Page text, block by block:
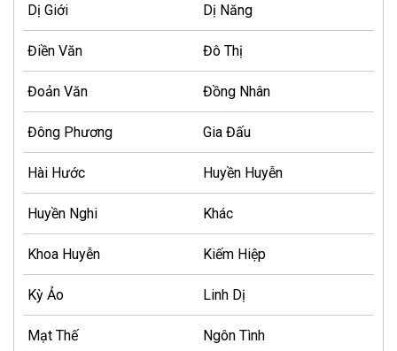
Dị Giới Dị Năng
Điền Văn Đô Thị
Đoản Văn Đồng Nhân
Đông Phương Gia Đấu
Hài Hước Huyền Huyễn
Huyền Nghi Khác
Khoa Huyễn Kiếm Hiệp
Kỳ Ảo Linh Dị
Mạt Thế Ngôn Tình